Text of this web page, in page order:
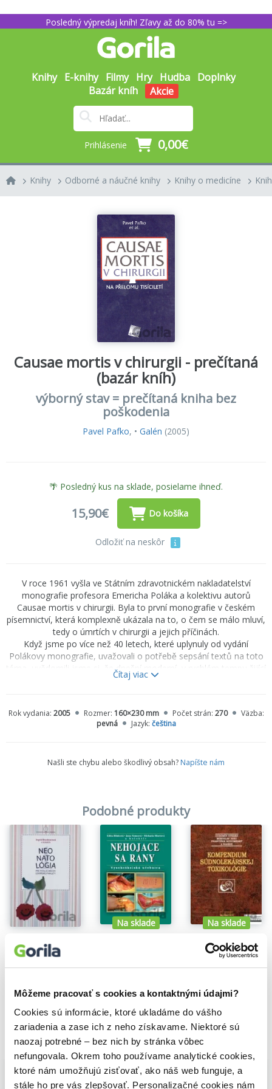
Môžeme pracovať s cookies a kontaktnými údajmi?
Cookies sú informácie, ktoré ukladáme do vášho
zariadenia a zase ich z neho získavame. Niektoré sú
naozaj potrebné – bez nich by stránka vôbec
nefungovala. Okrem toho používame analytické cookies,
ktoré nám umožňujú zisťovať, ako náš web funguje, a
stále ho pre vás zlepšovať. Personalizačné cookies nám
Posledný výpredaj kníh! Zľavy až do 80% tu =>
Knihy E-knihy Filmy Hry Hudba Doplnky
Bazár kníh
Akcie
Prihlásenie 0,00€
Knihy Odborné a náučné knihy Knihy o medicíne
Causae mortis v chirurgii - prečítaná
(bazár kníh)
výborný stav = prečítaná kniha bez
poškodenia
Pavel Pafko, • Galén (2005)
🌴 Posledný kus na sklade, posielame ihneď.
15,90€ Do košíka
Odložiť na neskôr
V roce 1961 vyšla ve Státním zdravotnickém nakladatelství
monografie profesora Emericha Poláka a kolektivu autorů
Causae mortis v chirurgii. Byla to první monografie v českém
písemnictví, která komplexně ukázala na to, o čem se málo mluví,
tedy o úmrtích v chirurgii a jejich příčinách.
Když jsme po více než 40 letech, které uplynuly od vydání
Polákovy monografie, uvažovali o potřebě sepsání textů na toto
téma, uvědomili jsme si, že dnešní moderní, v rychlém tempu žijící
společnost považuje operaci a pobyt na chirurgii za cosi
neuvědomují rizika spojená i s "banálními" operacemi. Dojde-li
pak ke komplikacím či dokonce k úmrtí, začíná se hned hledat
jako před 50 lety, přes pokrok medicíny, lidé mohou po operaci
operaci indikováni vůbec nebyli.
Nepochybně je bezpečí operovaného větší, ale jisté riziko
zůstává. Měli by si ho být vědomi nejen pacienti, ale i lékaři
operaci indikující. Předpokládaný zisk pro nemocného by měl vždy
převážit nad rizikem výkonu.
Z předmluvy
Čítaj viac
Rok vydania: 2005 Rozmer: 160×230 mm Počet strán: 270
Väzba:
pevná
Jazyk: čeština
Našli ste chybu alebo škodlivý obsah? Napíšte nám
Podobné produkty
Ingrid Brucknerová
8,40€
Na sklade
Michaela Miertová
Na sklade
Ľubomír Straka,
6,40€
Vybrané pre teba